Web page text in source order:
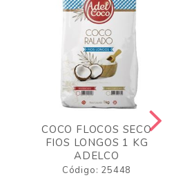
COCO FLOCOS SECO
FIOS LONGOS 1 KG
ADELCO
Código: 25448